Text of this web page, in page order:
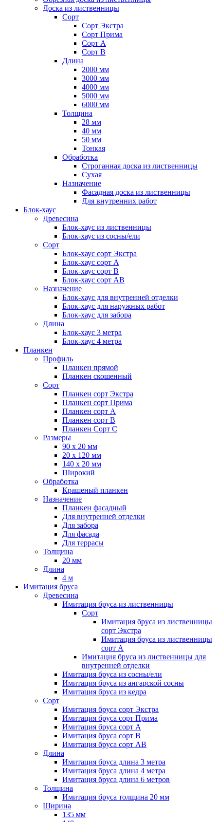
Доска из лиственницы
Сорт
Сорт Экстра
Сорт Прима
Сорт А
Сорт B
Длина
2000 мм
3000 мм
4000 мм
5000 мм
6000 мм
Толщина
28 мм
40 мм
50 мм
Тонкая
Обработка
Строганная доска из лиственницы
Сухая
Назначение
Фасадная доска из лиственницы
Для внутренних работ
Блок-хаус
Древесина
Блок-хаус из лиственницы
Блок-хаус из сосны/ели
Сорт
Блок-хаус сорт Экстра
Блок-хаус сорт А
Блок-хаус сорт B
Блок-хаус сорт АВ
Назначение
Блок-хаус для внутренней отделки
Блок-хаус для наружных работ
Блок-хаус для забора
Длина
Блок-хаус 3 метра
Блок-хаус 4 метра
Планкен
Профиль
Планкен прямой
Планкен скошенный
Сорт
Планкен сорт Экстра
Планкен сорт Прима
Планкен сорт А
Планкен сорт B
Планкен Сорт C
Размеры
90 х 20 мм
20 х 120 мм
140 х 20 мм
Широкий
Обработка
Крашеный планкен
Назначение
Планкен фасадный
Для внутренней отделки
Для забора
Для фасада
Для террасы
Толщина
20 мм
Длина
4 м
Имитация бруса
Древесина
Имитация бруса из лиственницы
Сорт
Имитация бруса из лиственницы
сорт Экстра
Имитация бруса из лиственницы
сорт A
Имитация бруса из лиственницы для
внутренней отделки
Имитация бруса из сосны/ели
Имитация бруса из ангарской сосны
Имитация бруса из кедра
Сорт
Имитация бруса сорт Экстра
Имитация бруса сорт Прима
Имитация бруса сорт A
Имитация бруса сорт B
Имитация бруса сорт АВ
Длина
Имитация бруса длина 3 метра
Имитация бруса длина 4 метра
Имитация бруса длина 6 метров
Толщина
Имитация бруса толщина 20 мм
Ширина
135 мм